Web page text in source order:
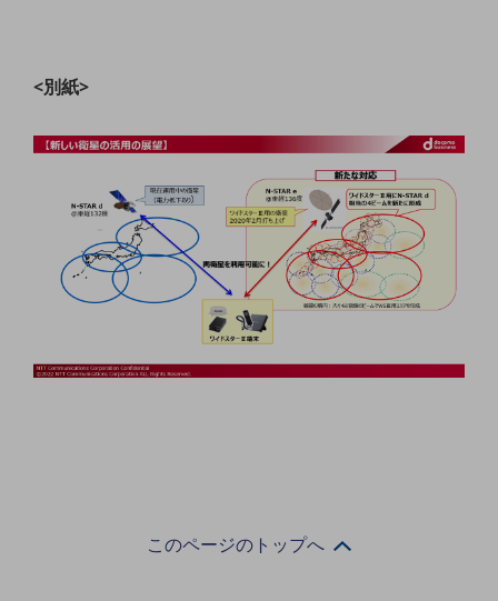
5G対応ホームルーター
通信モジュール製品
IOT完了済みメーカーブランド製品
ドコモBiz データ無制限 ドコモ MAX ドコモ mini ドコモBiz かけ放題
<別紙>
このページのトップへ